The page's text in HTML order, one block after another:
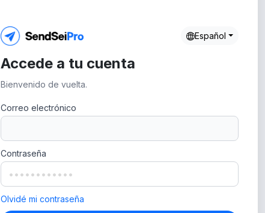
Español
Accede a tu cuenta
Bienvenido de vuelta.
Correo electrónico
Contraseña
Olvidé mi contraseña